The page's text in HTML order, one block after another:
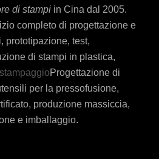
di stampiin Cina dal 2005.
completo di progettazione e
prototipazione, test,
di stampi in plastica,
Progettazione di
per la pressofusione,
produzione massiccia,
e imballaggio.